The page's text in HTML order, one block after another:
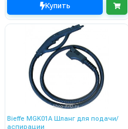
Купить
Bieffe MGK01A Шланг для подачи/
аспирации